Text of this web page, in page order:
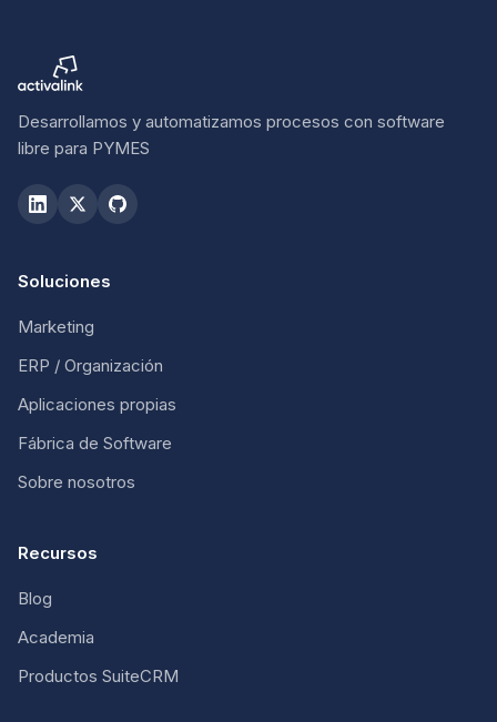
Desarrollamos y automatizamos procesos con software
libre para PYMES
Soluciones
Marketing
ERP / Organización
Aplicaciones propias
Fábrica de Software
Sobre nosotros
Recursos
Blog
Academia
Productos SuiteCRM